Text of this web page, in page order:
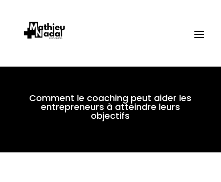
Comment le coaching peut aider les
entrepreneurs à atteindre leurs
objectifs